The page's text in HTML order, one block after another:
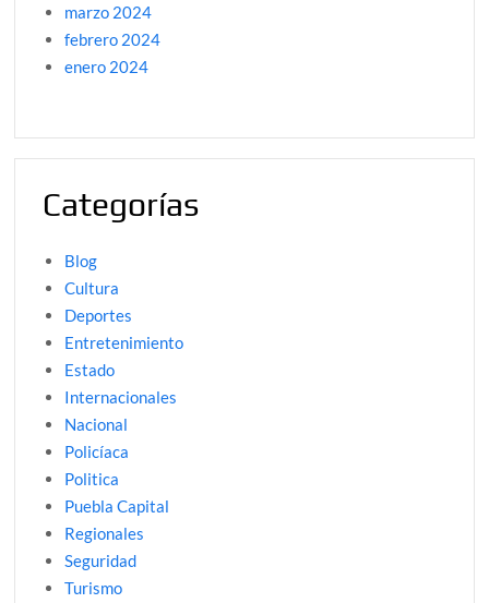
marzo 2024
febrero 2024
enero 2024
Categorías
Blog
Cultura
Deportes
Entretenimiento
Estado
Internacionales
Nacional
Policíaca
Politica
Puebla Capital
Regionales
Seguridad
Turismo